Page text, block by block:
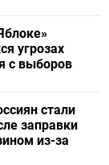
угрозах
с выборов
стали
заправки
из-за